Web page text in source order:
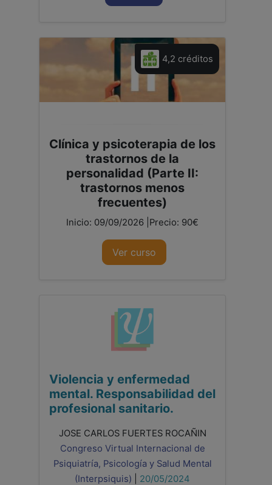
4,2 créditos
Clínica y psicoterapia de los
trastornos de la
personalidad (Parte II:
trastornos menos
frecuentes)
Inicio: 09/09/2026 |Precio: 90€
Ver curso
Violencia y enfermedad
mental. Responsabilidad del
profesional sanitario.
JOSE CARLOS FUERTES ROCAÑIN
Congreso Virtual Internacional de
Psiquiatría, Psicología y Salud Mental
(Interpsiquis)
20/05/2024